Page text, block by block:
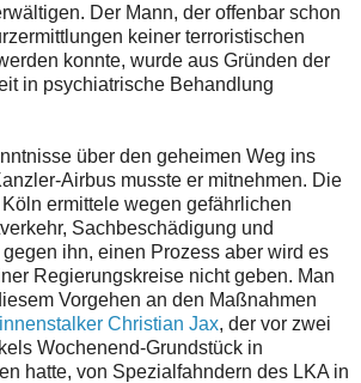
Der Mann, der offenbar schon
keiner terroristischen
konnte, wurde aus Gründen der
in psychiatrische Behandlung
über den geheimen Weg ins
Airbus musste er mitnehmen. Die
ermittele wegen gefährlichen
Sachbeschädigung und
ihn, einen Prozess aber wird es
Regierungskreise nicht geben. Man
Vorgehen an den Maßnahmen
Christian Jax, der vor zwei
Wochenend-Grundstück in
hatte, von Spezialfahndern des LKA in